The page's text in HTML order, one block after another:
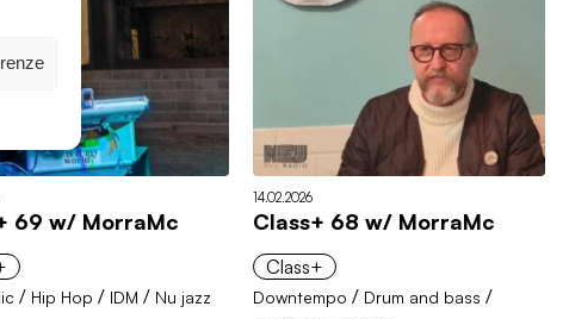
69 w/ MorraMc
/ Hip Hop / IDM / Nu jazz
14.02.2026
Class+ 68 w/ MorraMc
Class+
Downtempo / Drum and bass /